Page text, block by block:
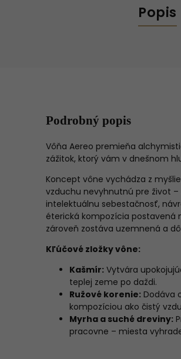
Popis
Podrobný popis
Vôňa Aereo premieňa
zážitok, ktorý vám v dnešnom
Koncept vône vychádza z
vzduchu nevyhnutnú pre život –
intelektuálnu sebestačnosť,
éterická kompozícia postavená
zároveň zostáva uzemnená a
Kľúčové zložky vône:
Kašmír: Vytvára
teplej zeme po daždi.
Ružové korenie: Dodáva
kompozíciou ako čistý
Myrha a suché dreviny:
pracovne – miesta